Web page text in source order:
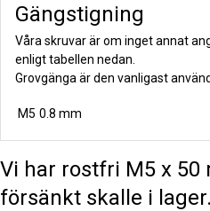
Gängstigning
Våra skruvar är om inget annat
enligt tabellen nedan.
Grovgänga är den vanligast
M5 0.8 mm
Vi har rostfri M5 x
försänkt skalle i lager.